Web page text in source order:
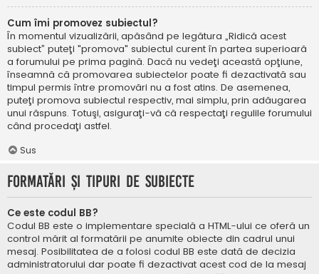
Cum îmi promovez subiectul?
În momentul vizualizării, apăsând pe legătura „Ridică acest
subiect” puteţi "promova" subiectul curent în partea superioară
a forumului pe prima pagină. Dacă nu vedeţi această opţiune,
înseamnă că promovarea subiectelor poate fi dezactivată sau
timpul permis între promovări nu a fost atins. De asemenea,
puteţi promova subiectul respectiv, mai simplu, prin adăugarea
unui răspuns. Totuşi, asiguraţi-vă că respectaţi regulile forumului
când procedaţi astfel.
Sus
Formatări şi tipuri de subiecte
Ce este codul BB?
Codul BB este o implementare specială a HTML-ului ce oferă un
control mărit al formatării pe anumite obiecte din cadrul unui
mesaj. Posibilitatea de a folosi codul BB este dată de decizia
administratorului dar poate fi dezactivat acest cod de la mesaj